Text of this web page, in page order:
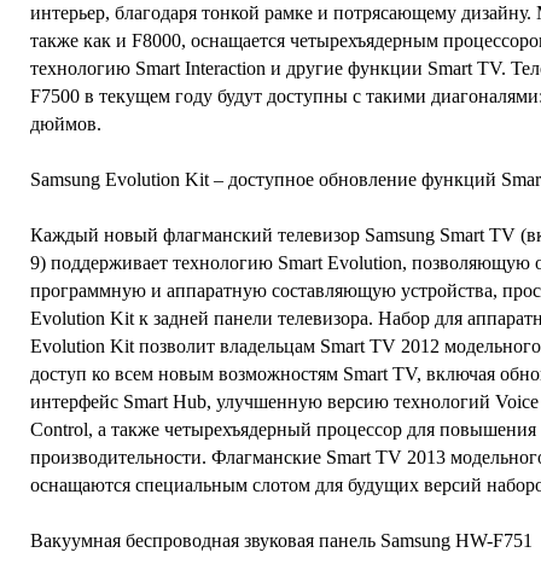
интерьер, благодаря тонкой рамке и потрясающему
также как и F8000, оснащается четырехъядерным
технологию Smart Interaction и другие функции Smart TV.
F7500 в текущем году будут доступны с такими
дюймов.
Samsung Evolution Kit – доступное обновление функций
Каждый новый флагманский телевизор Samsung Smart TV
9) поддерживает технологию Smart Evolution, позволяющую
программную и аппаратную составляющую устройства,
Evolution Kit к задней панели телевизора. Набор для
Evolution Kit позволит владельцам Smart TV 2012
доступ ко всем новым возможностям Smart TV, включая
интерфейс Smart Hub, улучшенную версию технологий
Control, а также четырехъядерный процессор для повышения
производительности. Флагманские Smart TV 2013
оснащаются специальным слотом для будущих версий
Вакуумная беспроводная звуковая панель Samsung HW-F751